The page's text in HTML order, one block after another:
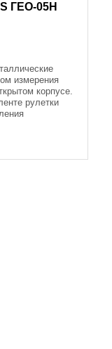
ГЕО-05Н
измерения
корпусе.
рулетки